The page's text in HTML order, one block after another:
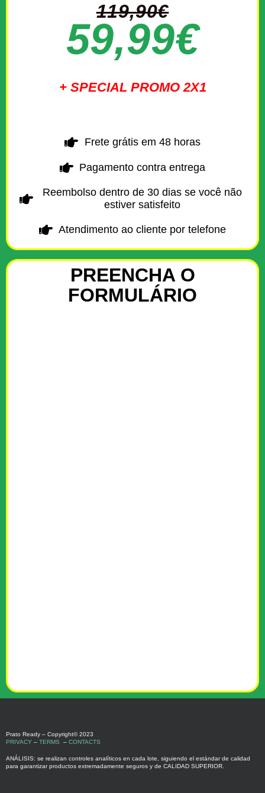
119,90€
59,99€
+ SPECIAL PROMO 2X1
Frete grátis em 48 horas
Pagamento contra entrega
Reembolso dentro de 30 dias se você não
estiver satisfeito
Atendimento ao cliente por telefone
PREENCHA O
FORMULÁRIO
Prato Ready – Copyright© 2023
PRIVACY – TERMS – CONTACTS
ANÁLISIS: se realizan controles analíticos en cada lote, siguiendo el estándar de calidad
para garantizar productos extremadamente seguros y de CALIDAD SUPERIOR.